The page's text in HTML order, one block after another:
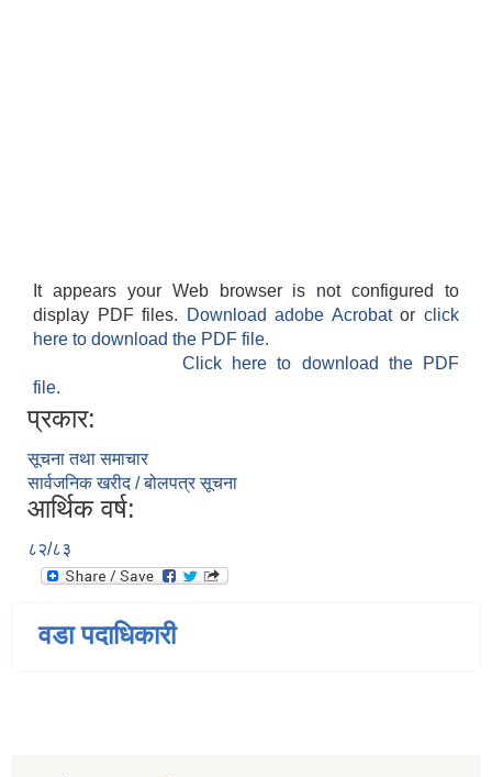
It appears your Web browser is not configured to
display PDF files.
Download adobe Acrobatorclick
here to download the PDF file.
Click here to download the PDF
file.
प्रकार:
सूचना तथा समाचार
सार्वजनिक खरीद / बोलपत्र सूचना
आर्थिक वर्ष:
८२/८३
वडा पदाधिकारी